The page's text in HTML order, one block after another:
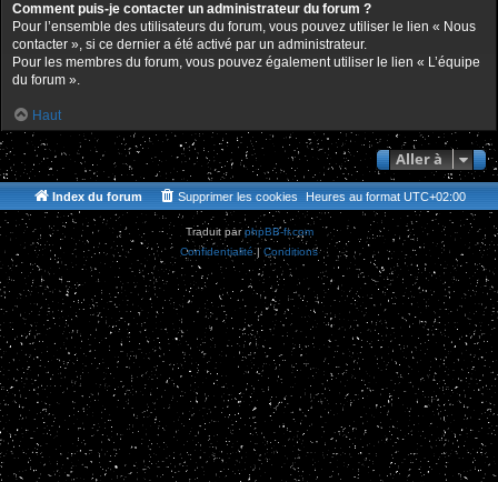
Comment puis-je contacter un administrateur du forum ?
Pour l’ensemble des utilisateurs du forum, vous pouvez utiliser le lien « Nous
contacter », si ce dernier a été activé par un administrateur.
Pour les membres du forum, vous pouvez également utiliser le lien « L’équipe
du forum ».
Haut
Aller à
Index du forum Heures au format UTC+02:00
Supprimer les cookies
Traduit parphpBB-fr.com
Confidentialité|Conditions